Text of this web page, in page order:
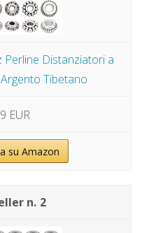
Perline Distanziatori a
Tibetano
EUR
su Amazon
2